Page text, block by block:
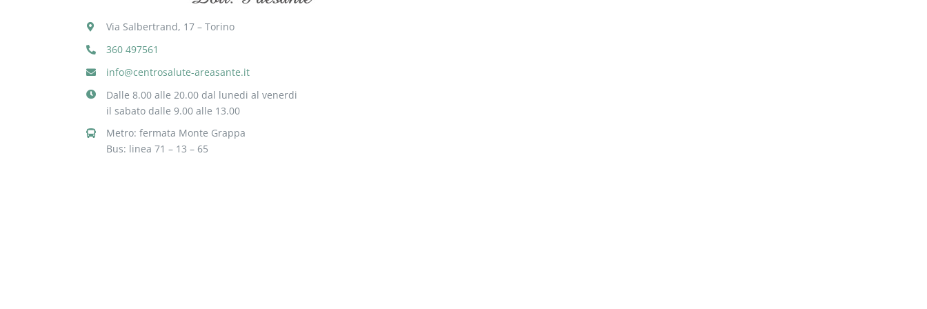
Via Salbertrand, 17 – Torino
360 497561
info@centrosalute-areasante.it
Dalle 8.00 alle 20.00 dal lunedi al venerdi
il sabato dalle 9.00 alle 13.00
Metro: fermata Monte Grappa
Bus: linea 71 – 13 – 65